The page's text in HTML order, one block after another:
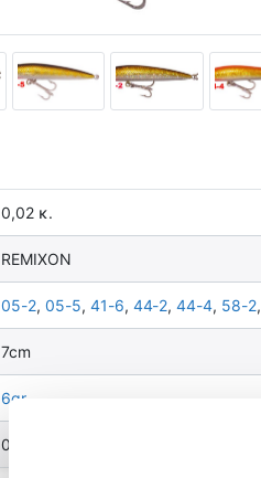
0,02 κ.
REMIXON
05-2, 05-5, 41-6, 44-2,44-4, 58-2,
7cm
6gr
0-10gr, 6-10gr